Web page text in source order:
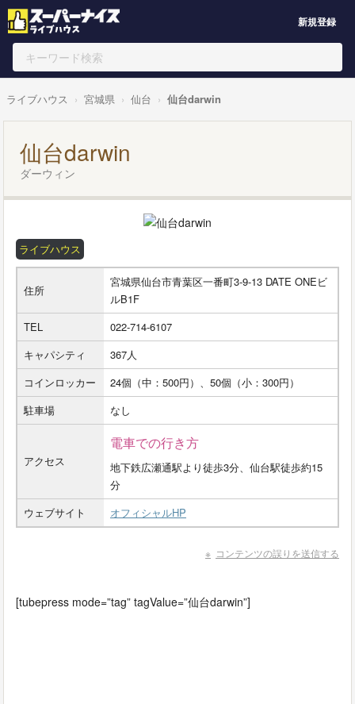
新規登録
ライブハウス 宮城県 仙台 仙台darwin
仙台darwin
ダーウィン
ライブハウス
住所
宮城県仙台市青葉区一番町3-9-13 DATE ONEビ
ルB1F
TEL
022-714-6107
キャパシティ
367人
コインロッカー
24個（中：500円）、50個（小：300円）
駐車場
なし
アクセス
電車での行き方
地下鉄広瀬通駅より徒歩3分、仙台駅徒歩約15
分
ウェブサイト
オフィシャルHP
コンテンツの誤りを送信する
[tubepress mode=”tag” tagValue=”仙台darwin”]